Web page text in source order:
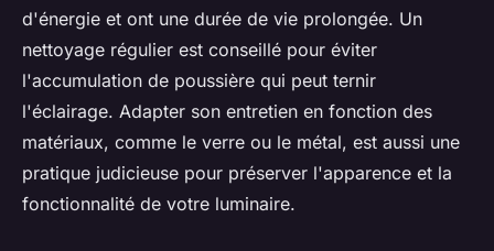
d'énergie et ont une durée de vie prolongée. Un
nettoyage régulier est conseillé pour éviter
l'accumulation de poussière qui peut ternir
l'éclairage. Adapter son entretien en fonction des
matériaux, comme le verre ou le métal, est aussi une
pratique judicieuse pour préserver l'apparence et la
fonctionnalité de votre luminaire.